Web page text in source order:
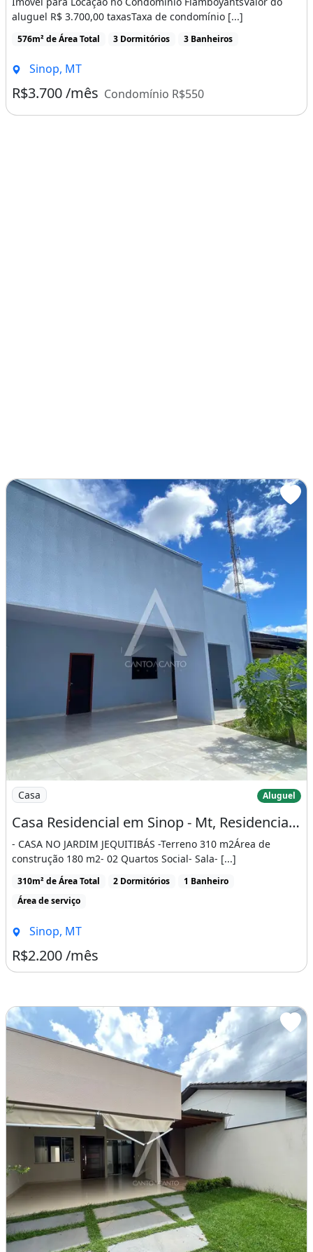
aluguel R$ 3.700,00 taxasTaxa de condomínio [...]
576m² de Área Total 3 Dormitórios 3 Banheiros
Sinop, MT
R$3.700 /mês Condomínio R$550
Imagem: Casa Residencial em Sinop - Mt, Residencial
Casa Aluguel
Casa Residencial em Sinop - Mt, Residencial Jequitibás
- CASA NO JARDIM JEQUITIBÁS -Terreno 310 m2Área de
construção 180 m2- 02 Quartos Social- Sala- [...]
310m² de Área Total 2 Dormitórios
1 Banheiro
Área de serviço
Sinop, MT
R$2.200 /mês